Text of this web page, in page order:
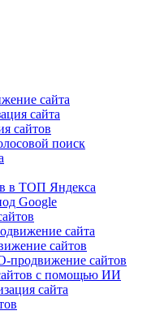
сайта
сайта
сайтов
поиск
в ТОП Яндекса
Google
сайта
сайтов
продвижение сайтов
с помощью ИИ
сайта